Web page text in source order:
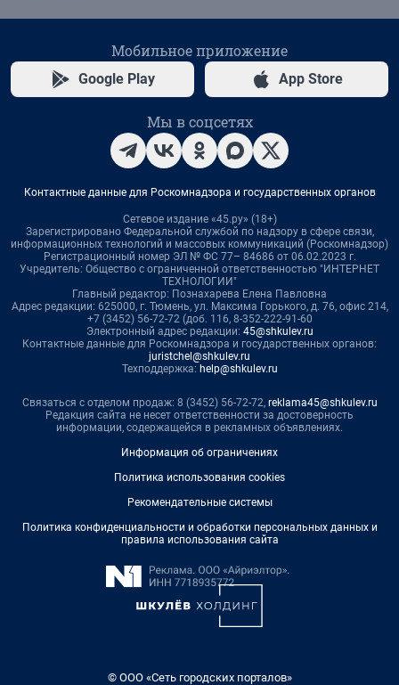
Мобильное приложение
Google Play App Store
Мы в соцсетях
Контактные данные для Роскомнадзора и государственных органов
Сетевое издание «45.ру» (18+)
Зарегистрировано Федеральной службой по надзору в сфере связи,
информационных технологий и массовых коммуникаций (Роскомнадзор)
Регистрационный номер ЭЛ № ФС 77– 84686 от 06.02.2023 г.
Учредитель: Общество с ограниченной ответственностью "ИНТЕРНЕТ
ТЕХНОЛОГИИ"
Главный редактор: Познахарева Елена Павловна
Адрес редакции: 625000, г. Тюмень, ул. Максима Горького, д. 76, офис 214,
+7 (3452) 56-72-72 (доб. 116, 8-352-222-91-60
Электронный адрес редакции: 45@shkulev.ru
Контактные данные для Роскомнадзора и государственных органов:
juristchel@shkulev.ru
Техподдержка: help@shkulev.ru
Связаться с отделом продаж: 8 (3452) 56-72-72, reklama45@shkulev.ru
Редакция сайта не несет ответственности за достоверность
информации, содержащейся в рекламных объявлениях.
Информация об ограничениях
Политика использования cookies
Рекомендательные системы
Политика конфиденциальности и обработки персональных данных и
правила использования сайта
© ООО «Сеть городских порталов»